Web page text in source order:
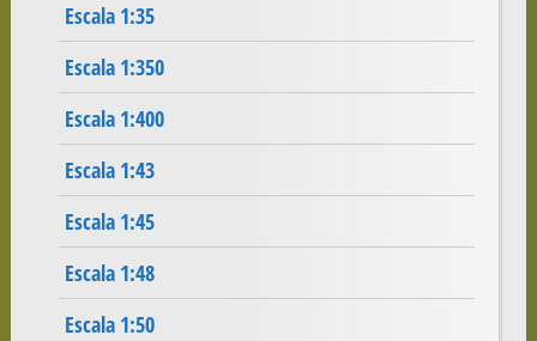
Escala 1:35
Escala 1:350
Escala 1:400
Escala 1:43
Escala 1:45
Escala 1:48
Escala 1:50